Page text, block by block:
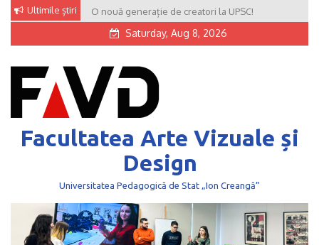
Skip
content
Ultimile știri O nouă generație de creatori la UPSC!
Saturday, Aug 8, 2026
Facultatea Arte Vizuale și
Design
Universitatea Pedagogică de Stat „Ion Creangă”